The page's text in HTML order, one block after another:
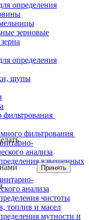
определения
зерновые
определения
щупы
фильтрования
анализа
взвешенных
анализа
чистоты
топлив и масел
мутности и
Принять